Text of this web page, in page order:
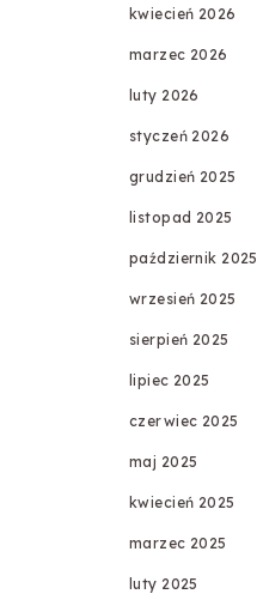
kwiecień 2026
marzec 2026
luty 2026
styczeń 2026
grudzień 2025
listopad 2025
październik 2025
wrzesień 2025
sierpień 2025
lipiec 2025
czerwiec 2025
maj 2025
kwiecień 2025
marzec 2025
luty 2025